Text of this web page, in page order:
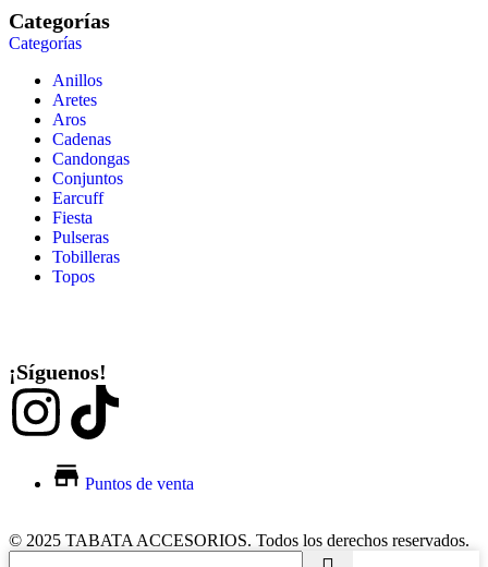
Categorías
Categorías
Anillos
Aretes
Aros
Cadenas
Candongas
Conjuntos
Earcuff
Fiesta
Pulseras
Tobilleras
Topos
¡Síguenos!
Puntos de venta
© 2025 TABATA ACCESORIOS. Todos los derechos reservados.